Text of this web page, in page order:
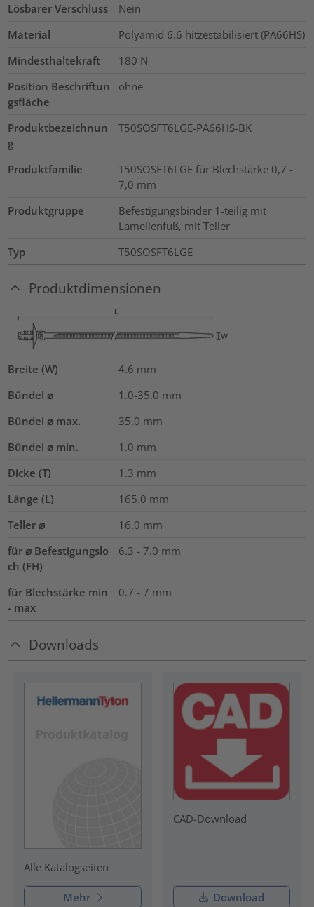
Lösbarer Verschluss
Nein
Material
Polyamid 6.6 hitzestabilisiert (PA66HS)
Mindesthaltekraft
180 N
Position Beschriftun
gsfläche
ohne
Produktbezeichnun
g
T50SOSFT6LGE-PA66HS-BK
Produktfamilie
T50SOSFT6LGE für Blechstärke 0,7 -
7,0 mm
Produktgruppe
Befestigungsbinder 1-teilig mit
Lamellenfuß, mit Teller
Typ
T50SOSFT6LGE
Produktdimensionen
Breite (W) 4.6 mm
Bündel ⌀
1.0-35.0 mm
Bündel ⌀ max.
35.0 mm
Bündel ⌀ min.
1.0 mm
Dicke (T)
1.3 mm
Länge (L)
165.0 mm
Teller ⌀
16.0 mm
für ⌀ Befestigungslo
ch (FH)
6.3 - 7.0 mm
für Blechstärke min
- max
0.7 - 7 mm
Downloads
Alle Katalogseiten
Mehr
CAD-Download
Download